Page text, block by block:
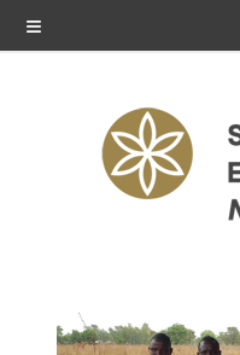
≡
razstave